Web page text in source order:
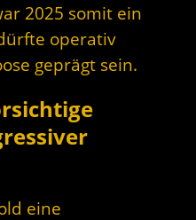
2025 somit ein
operativ
geprägt sein.
eine